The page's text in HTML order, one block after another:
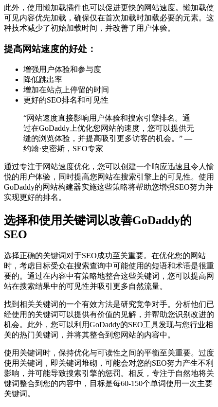
此外，使用懒加载插件也可以促进更快的网站速度。懒加载使
可见内容优先加载，确保仅在首次加载时加载必要的元素。这
种技术减少了初始加载时间，并改善了用户体验。
提高网站速度的好处：
增强用户体验和参与度
降低跳出率
增加在站点上停留的时间
更好的SEO排名和可见性
“网站速度直接影响用户体验和搜索引擎排名。通
过在GoDaddy上优化您网站的速度，您可以提供无
缝的浏览体验，并提高吸引更多访客的机会。” —
约翰·史密斯，SEO专家
通过专注于网站速度优化，您可以创建一个响应迅速且令人愉
悦的用户体验，同时提高您网站在搜索引擎上的可见性。使用
GoDaddy的网站构建器实施这些策略将帮助您增强SEO努力并
实现更好的排名。
选择和使用关键词以改善GoDaddy的
SEO
选择正确的关键词对于SEO成功至关重要。在优化您的网站
时，考虑目标受众在搜索查询中可能使用的短语和术语是很重
要的。通过在内容中有策略地整合这些关键词，您可以提高网
站在搜索结果中的可见性并吸引更多自然流量。
找到相关关键词的一个有效方法是研究竞争对手。分析他们已
经使用的关键词可以提供有价值的见解，并帮助您识别改进的
机会。此外，您可以利用GoDaddy的SEO工具发现与您行业相
关的热门关键词，并将其整合到您网站的内容中。
使用关键词时，保持优化与可读性之间的平衡至关重要。过度
使用关键词，即关键词堆砌，可能会对您的SEO努力产生不利
影响，并可能导致搜索引擎的惩罚。相反，专注于自然地将关
键词整合到您的内容中，目标是每60-150个单词使用一次主要
关键词。